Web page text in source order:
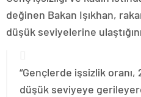
değinen Bakan Işıkhan,
düşük seviyelerine
“Gençlerde işsizlik oranı,
düşük seviyeye